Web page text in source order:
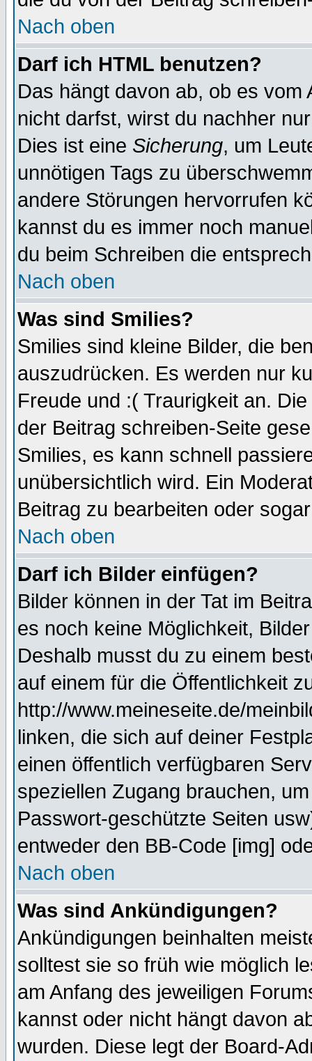
Nach oben
Darf ich HTML benutzen?
Das hängt davon ab, ob es
nicht darfst, wirst du nachher
Dies ist eine Sicherung, um
unnötigen Tags zu
andere Störungen hervorrufen
kannst du es immer noch
du beim Schreiben die
Nach oben
Was sind Smilies?
Smilies sind kleine Bilder, die
auszudrücken. Es werden nur
Freude und :( Traurigkeit an.
der Beitrag schreiben-Seite
Smilies, es kann schnell
unübersichtlich wird. Ein
Beitrag zu bearbeiten oder
Nach oben
Darf ich Bilder einfügen?
Bilder können in der Tat im
es noch keine Möglichkeit,
Deshalb musst du zu einem
auf einem für die Öffentlichkeit
http://www.meineseite.de/
linken, die sich auf deiner
einen öffentlich verfügbaren
speziellen Zugang brauchen,
Passwort-geschützte Seiten
entweder den BB-Code [img]
Nach oben
Was sind Ankündigungen?
Ankündigungen beinhalten
solltest sie so früh wie möglich
am Anfang des jeweiligen
kannst oder nicht hängt davon
wurden. Diese legt der Board-